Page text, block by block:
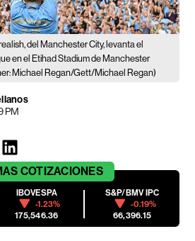
del Manchester City, levanta el
en el Etihad Stadium de Manchester
Michael Regan/Gett/Michael Regan)
PM
COTIZACIONES
IBOVESPA
-1.23%
175,546.36
S&P/BMV IPC
-0.19%
66,396.15